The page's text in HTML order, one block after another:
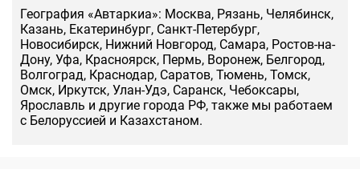
География «Автаркиа»: Москва, Рязань, Челябинск,
Казань, Екатеринбург, Санкт-Петербург,
Новосибирск, Нижний Новгород, Самара, Ростов-на-
Дону, Уфа, Красноярск, Пермь, Воронеж, Белгород,
Волгоград, Краснодар, Саратов, Тюмень, Томск,
Омск, Иркутск, Улан-Удэ, Саранск, Чебоксары,
Ярославль и другие города РФ, также мы работаем
с Белоруссией и Казахстаном.